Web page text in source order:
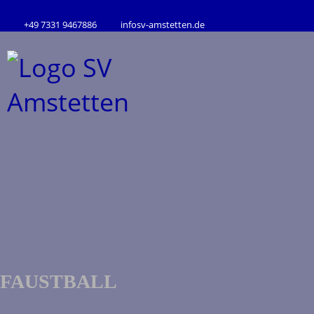
+49 7331 9467886 infosv-amstetten.de
FAUSTBALL